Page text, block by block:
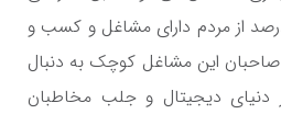
دست آمده، حدود 97 درصد از مردم دارای مشاغل و کسب و
این مشاغل کوچک به دنبال
دنیای دیجیتال و جلب مخاطبان